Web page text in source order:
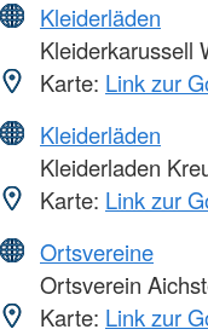
Kleiderläden
Kleiderkarussell
Karte: Link zur
Kleiderläden
Kleiderladen
Karte: Link zur
Ortsvereine
Ortsverein
Karte: Link zur